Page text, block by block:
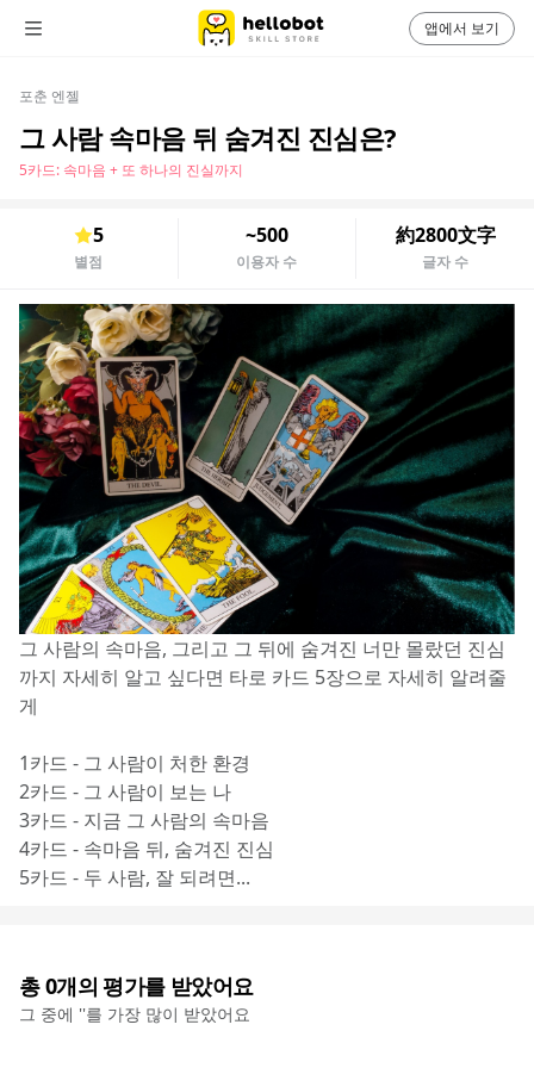
포춘 엔젤
그 사람 속마음 뒤 숨겨진 진심은?
5카드: 속마음 + 또 하나의 진실까지
5
별점
~500
이용자 수
約2800文字
글자 수
그 사람의 속마음, 그리고 그 뒤에 숨겨진 너만 몰랐던 진심
까지 자세히 알고 싶다면 타로 카드 5장으로 자세히 알려줄
게
1카드 - 그 사람이 처한 환경
2카드 - 그 사람이 보는 나
3카드 - 지금 그 사람의 속마음
4카드 - 속마음 뒤, 숨겨진 진심
5카드 - 두 사람, 잘 되려면...
총0개의 평가를 받았어요
그 중에 ''를 가장 많이 받았어요
앱에서 보기